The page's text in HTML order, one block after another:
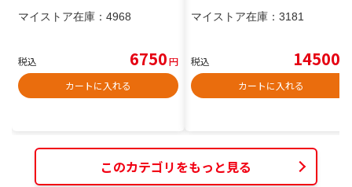
マイストア在庫： 4968
税込 6750円
カートに入れる
マイストア在庫： 3181
税込 14500
カートに入れる
このカテゴリをもっと見る